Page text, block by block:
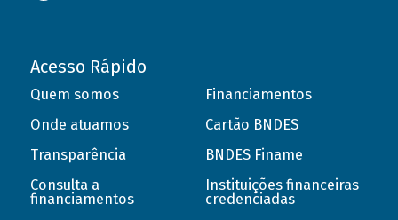
Acesso Rápido
Quem somos
Onde atuamos
Transparência
Consulta a
financiamentos
Financiamentos
Cartão BNDES
BNDES Finame
Instituições financeiras
credenciadas